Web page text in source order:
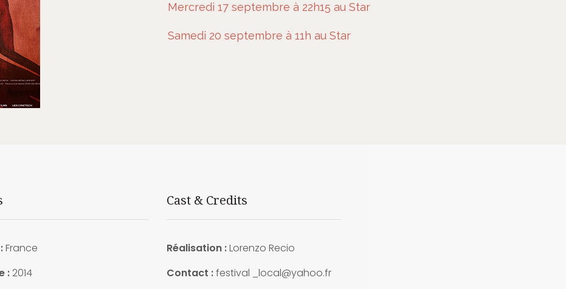
Mercredi 17 septembre à 22h15 au Star
Samedi 20 septembre à 11h au Star
France
: 2014
Cast & Credits
Réalisation :Lorenzo Recio
Contact :festival _local@yahoo.fr